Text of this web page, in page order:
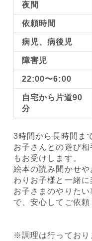
夜間
依頼時間
病児、病後児
障害児
22:00〜6:00
自宅から片道90
分
3時間から長時間ま
お子さんとの遊び
もお受けします。
絵本の読み聞かせ
わりお子様と一緒に
お子さまのやりた
で、安心してご依頼
※調理は行っており